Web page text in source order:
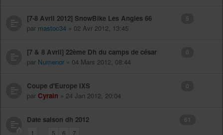
[7-8 Avril 2012] SnowBike Les Angles 66
par mastoc34 » 02 Avr 2012, 13:45
5
[7 & 8 Avril] 22ème Dh du camps de césar
par Numenor » 04 Mars 2012, 08:44
0
Coupe d'Europe IXS
par Cyrain » 24 Jan 2012, 20:04
0
Date saison dh 2012
1 5 6 7
61